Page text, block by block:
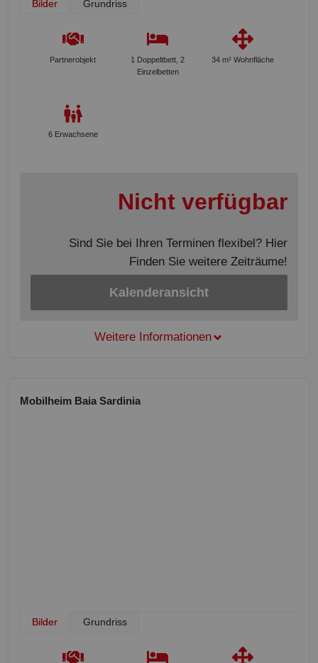
Bilder Grundriss
Partnerobjekt
1 Doppeltbett, 2
Einzelbetten
34 m² Wohnfläche
6 Erwachsene
Nicht verfügbar
Sind Sie bei Ihren Terminen flexibel? Hier
Finden Sie weitere Zeiträume!
Kalenderansicht
Weitere Informationen
Mobilheim Baia Sardinia
Bilder Grundriss